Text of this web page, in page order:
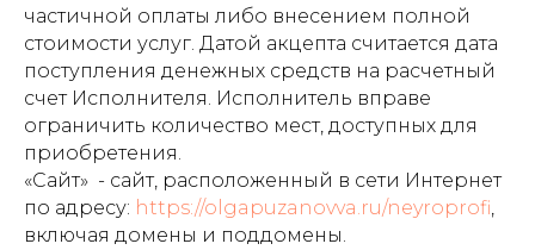
частичной оплаты либо внесением полной
стоимости услуг. Датой акцепта считается дата
поступления денежных средств на расчетный
счет Исполнителя. Исполнитель вправе
ограничить количество мест, доступных для
приобретения.
«Сайт» - сайт, расположенный в сети Интернет
по адресу: https://olgapuzanovva.ru/neyroprofi,
включая домены и поддомены.